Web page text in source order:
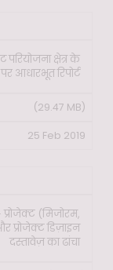
क्षेत्र के
आधारभूत रिपोर्ट
(29.47 MB)
25 Feb 2019
(मिजोरम,
प्रोजेक्ट डिज़ाइन
दस्तावेज़ का ढांचा